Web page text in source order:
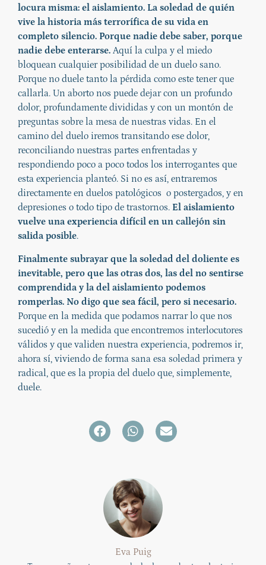
locura misma: el aislamiento. La soledad de quién
vive la historia más terrorífica de su vida en
completo silencio. Porque nadie debe saber, porque
nadie debe enterarse. Aquí la culpa y el miedo
bloquean cualquier posibilidad de un duelo sano.
Porque no duele tanto la pérdida como este tener que
callarla. Un aborto nos puede dejar con un profundo
dolor, profundamente divididas y con un montón de
preguntas sobre la mesa de nuestras vidas. En el
camino del duelo iremos transitando ese dolor,
reconciliando nuestras partes enfrentadas y
respondiendo poco a poco todos los interrogantes que
esta experiencia planteó. Si no es así, entraremos
directamente en duelos patológicos o postergados, y en
depresiones o todo tipo de trastornos. El aislamiento
vuelve una experiencia difícil en un callejón sin
salida posible.
Finalmente subrayar que la soledad del doliente es
inevitable, pero que las otras dos, las del no sentirse
comprendida y la del aislamiento podemos
romperlas. No digo que sea fácil, pero si necesario.
Porque en la medida que podamos narrar lo que nos
sucedió y en la medida que encontremos interlocutores
válidos y que validen nuestra experiencia, podremos ir,
ahora sí, viviendo de forma sana esa soledad primera y
radical, que es la propia del duelo que, simplemente,
duele.
Eva Puig